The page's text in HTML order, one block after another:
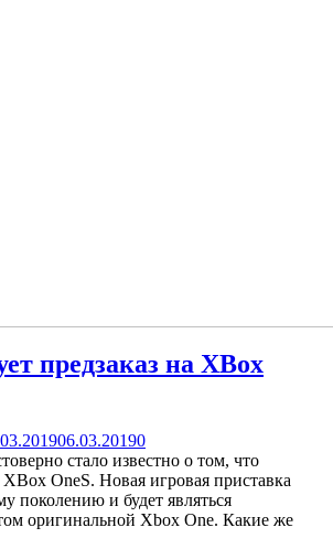
предзаказ на XBox
06.03.20190comments
on
Скоро
стартует
предзаказ
стало известно о том, что
OneS. Новая игровая приставка
поколению и будет являться
оригинальной Xbox One. Какие же